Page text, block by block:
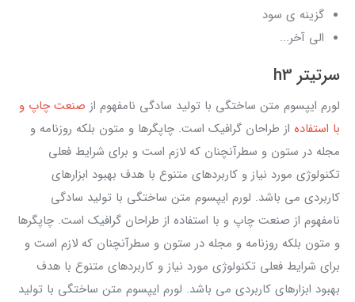
گزینه ی سود
الی آخر...
سرتیتر h3
لورم ایپسوم متن ساختگی با تولید سادگی نامفهوم از صنعت چاپ و
با استفاده از طراحان گرافیک است. چاپگرها و متون بلکه روزنامه و
مجله در ستون و سطرآنچنان که لازم است و برای شرایط فعلی
تکنولوژی مورد نیاز و کاربردهای متنوع با هدف بهبود ابزارهای
کاربردی می باشد. لورم ایپسوم متن ساختگی با تولید سادگی
نامفهوم از صنعت چاپ و با استفاده از طراحان گرافیک است. چاپگرها
و متون بلکه روزنامه و مجله در ستون و سطرآنچنان که لازم است و
برای شرایط فعلی تکنولوژی مورد نیاز و کاربردهای متنوع با هدف
بهبود ابزارهای کاربردی می باشد. لورم ایپسوم متن ساختگی با تولید